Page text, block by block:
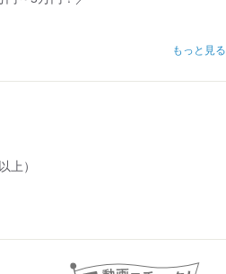
上！
＝34,5000円（2ヶ月目STAFF）
払い相談/手渡しOK！
もっと見る
上）